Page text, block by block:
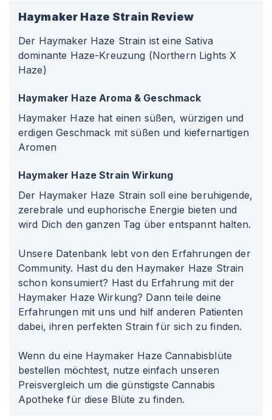
Haymaker Haze Strain Review
Der Haymaker Haze Strain ist eine Sativa
dominante Haze-Kreuzung (Northern Lights X
Haze)
Haymaker Haze Aroma & Geschmack
Haymaker Haze hat einen süßen, würzigen und
erdigen Geschmack mit süßen und kiefernartigen
Aromen
Haymaker Haze Strain Wirkung
Der Haymaker Haze Strain soll eine beruhigende,
zerebrale und euphorische Energie bieten und
wird Dich den ganzen Tag über entspannt halten.
Unsere Datenbank lebt von den Erfahrungen der
Community. Hast du den Haymaker Haze Strain
schon konsumiert? Hast du Erfahrung mit der
Haymaker Haze Wirkung? Dann teile deine
Erfahrungen mit uns und hilf anderen Patienten
dabei, ihren perfekten Strain für sich zu finden.
Wenn du eine Haymaker Haze Cannabisblüte
bestellen möchtest, nutze einfach unseren
Preisvergleich um die günstigste Cannabis
Apotheke für diese Blüte zu finden.